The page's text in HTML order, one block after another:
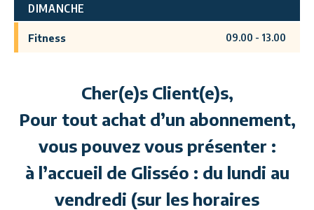
DIMANCHE
Fitness 09.00 - 13.00
Cher(e)s Client(e)s,
Pour tout achat d’un abonnement,
vous pouvez vous présenter :
à l’accueil de Glisséo : du lundi au
vendredi (sur les horaires